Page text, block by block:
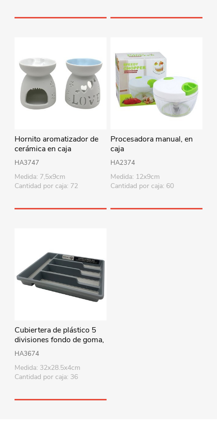
Hornito aromatizador de
cerámica en caja
HA3747
Medida: 7,5x9cm
Cantidad por caja: 72
Procesadora manual, en
caja
HA2374
Medida: 12x9cm
Cantidad por caja: 60
Cubiertera de plástico 5
divisiones fondo de goma,
2 colores
HA3674
Medida: 32x28.5x4cm
Cantidad por caja: 36